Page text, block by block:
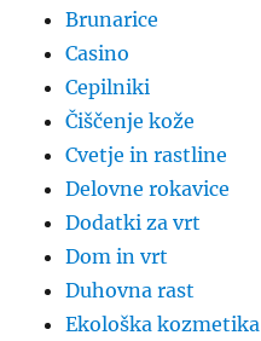
Brunarice
Casino
Cepilniki
Čiščenje kože
Cvetje in rastline
Delovne rokavice
Dodatki za vrt
Dom in vrt
Duhovna rast
Ekološka kozmetika